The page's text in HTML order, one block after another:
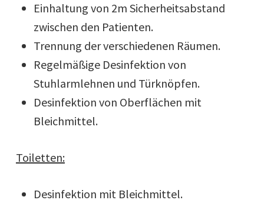
Einhaltung von 2m Sicherheitsabstand
zwischen den Patienten.
Trennung der verschiedenen Räumen.
Regelmäßige Desinfektion von
Stuhlarmlehnen und Türknöpfen.
Desinfektion von Oberflächen mit
Bleichmittel.
Toiletten:
Desinfektion mit Bleichmittel.